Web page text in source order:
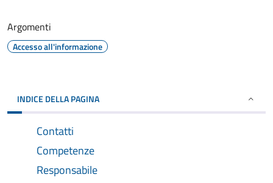
Argomenti
Accesso all'informazione
INDICE DELLA PAGINA
Contatti
Competenze
Responsabile